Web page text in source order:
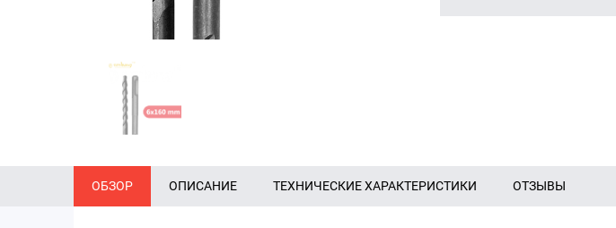
ОБЗОР ОПИСАНИЕ ТЕХНИЧЕСКИЕ ХАРАКТЕРИСТИКИ ОТЗЫВЫ